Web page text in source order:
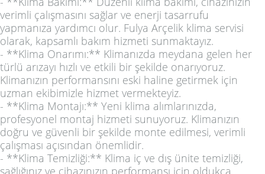
verimli çalışmasını sağlar ve enerji tasarrufu
yapmanıza yardımcı olur. Fulya Arçelik klima servisi
olarak, kapsamlı bakım hizmeti sunmaktayız.
- **Klima Onarımı:** Klimanızda meydana gelen her
türlü arızayı hızlı ve etkili bir şekilde onarıyoruz.
Klimanızın performansını eski haline getirmek için
uzman ekibimizle hizmet vermekteyiz.
- **Klima Montajı:** Yeni klima alımlarınızda,
profesyonel montaj hizmeti sunuyoruz. Klimanızın
doğru ve güvenli bir şekilde monte edilmesi, verimli
çalışması açısından önemlidir.
- **Klima Temizliği:** Klima iç ve dış ünite temizliği,
sağlığınız ve cihazınızın performansı için oldukça